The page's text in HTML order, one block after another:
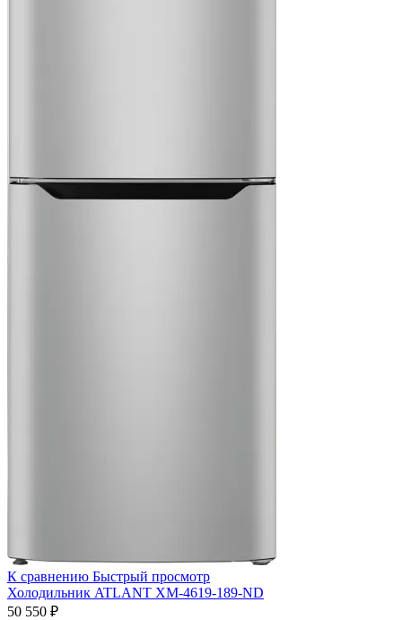
К сравнению Быстрый просмотр
Холодильник ATLANT ХМ-4619-189-ND
50 550 ₽